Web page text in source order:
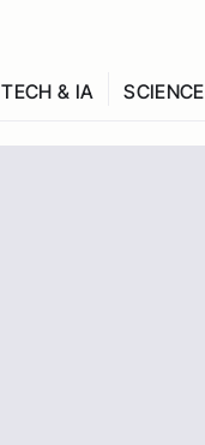
TECH & IA SCIENCE